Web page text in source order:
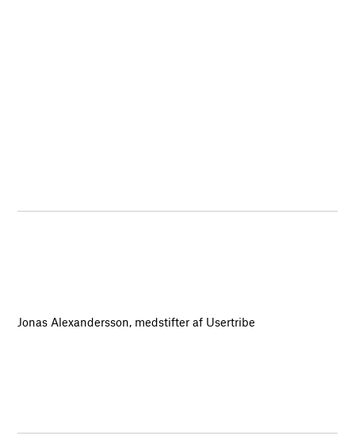
Jonas Alexandersson, medstifter af Usertribe